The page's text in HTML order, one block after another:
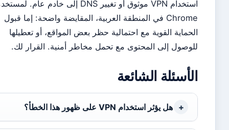
استخدام VPN موثوق أو تغيير DNS إلى خادم عام. لمستخدمي
Chrome في المنطقة العربية، المقايضة واضحة: إما قبول
القوية مع احتمالية حظر بعض المواقع، أو تعطيلها
إلى المحتوى مع تحمل مخاطر أمنية. القرار لك.
الشائعة
هل يؤثر استخدام VPN على ظهور هذا الخطأ؟